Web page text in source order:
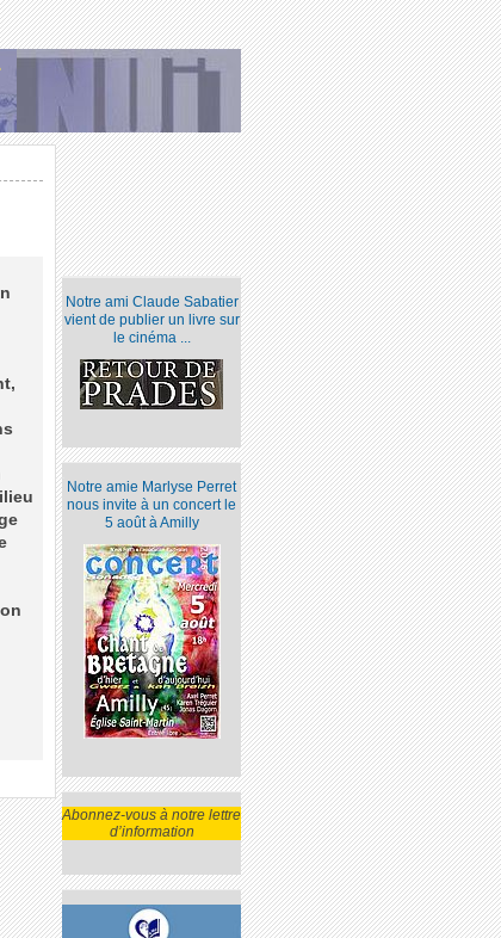
Notre ami Claude Sabatier
vient de publier un livre sur
le cinéma ...
Notre amie Marlyse Perret
nous invite à un concert le
5 août à Amilly
Abonnez-vous à notre lettre
d’information